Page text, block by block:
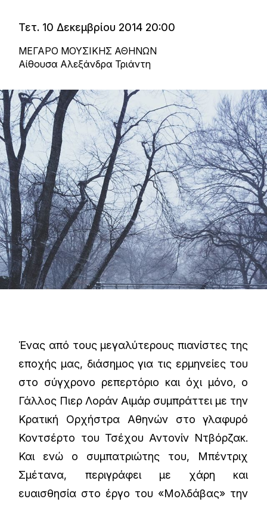
Τετ. 10 Δεκεμβρίου 2014 20:00
ΜΕΓΑΡΟ ΜΟΥΣΙΚΗΣ ΑΘΗΝΩΝ
Αίθουσα Αλεξάνδρα Τριάντη
Ένας από τους μεγαλύτερους πιανίστες της
εποχής μας, διάσημος για τις ερμηνείες του
στο σύγχρονο ρεπερτόριο και όχι μόνο, ο
Γάλλος Πιερ Λοράν Αιμάρ συμπράττει με την
Κρατική Ορχήστρα Αθηνών στο γλαφυρό
Κοντσέρτο του Τσέχου Αντονίν Ντβόρζακ.
Και ενώ ο συμπατριώτης του, Μπέντριχ
Σμέτανα, περιγράφει με χάρη και
ευαισθησία στο έργο του «Μολδάβας» την